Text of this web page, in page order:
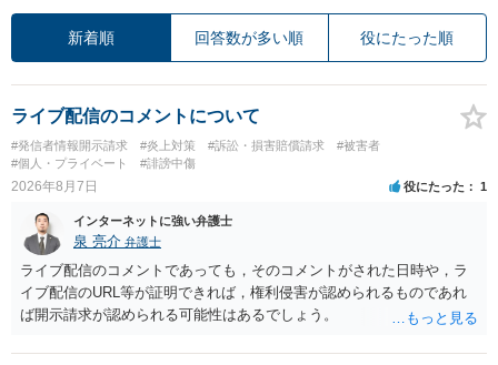
新着順 回答数が多い順 役にたった順
ライブ配信のコメントについて
#発信者情報開示請求 #炎上対策 #訴訟・損害賠償請求
#被害者
#個人・プライベート
#誹謗中傷
2026年8月7日 役にたった 1
インターネットに強い弁護士
泉 亮介 弁護士
ライブ配信のコメントであっても，そのコメントがされた日時や，ラ
イブ配信のURL等が証明できれば，権利侵害が認められるものであれ
ば開示請求が認められる可能性はあるでしょう。